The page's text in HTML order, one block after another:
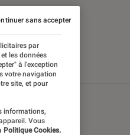
par
les données
à l’exception
votre navigation
site, et pour
informations,
Vous
Politique Cookies.
sans accepter